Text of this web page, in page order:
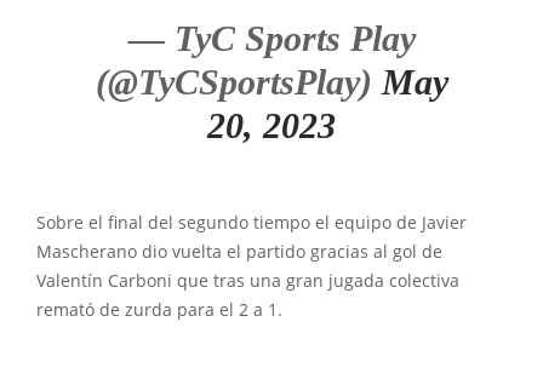
— TyC Sports Play
(@TyCSportsPlay) May
20, 2023
Sobre el final del segundo tiempo el equipo de Javier
Mascherano dio vuelta el partido gracias al gol de
Valentín Carboni que tras una gran jugada colectiva
remató de zurda para el 2 a 1.